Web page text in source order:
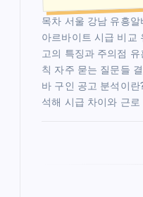
목차 서울 강남 유흥
아르바이트 시급 비교
고의 특징과 주의점
칙 자주 묻는 질문들
바 구인 공고 분석이
석해 시급 차이와 근로